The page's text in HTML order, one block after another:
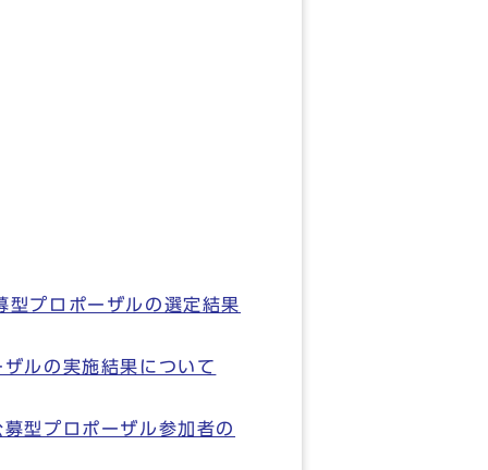
型プロポーザルの選定結果
ルの実施結果について
型プロポーザル参加者の